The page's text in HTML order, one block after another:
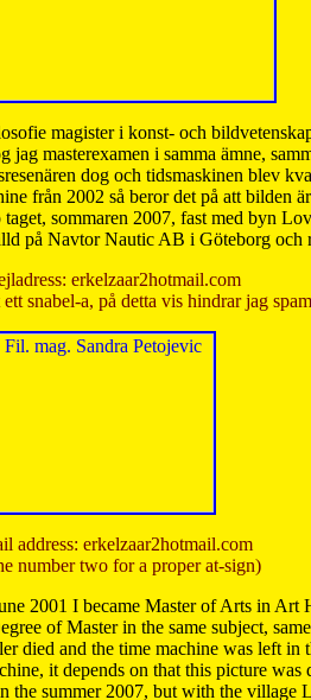
magister i konst- och
masterexamen i samma ämne,
dog och tidsmaskinen blev
från 2002 så beror det på att bilden
sommaren 2007, fast med byn
på Navtor Nautic AB i Göteborg och
erkelzaar2hotmail.com
snabel-a, på detta vis hindrar jag
address: erkelzaar2hotmail.com
number two for a proper at-sign)
2001 I became Master of Arts in
of Master in the same subject,
and the time machine was left
it depends on that this picture
the summer 2007, but with the village